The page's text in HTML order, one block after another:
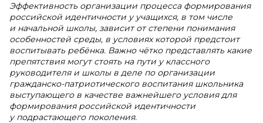
Эффективность организации процесса формирования
российской идентичности у учащихся, в том числе
и начальной школы, зависит от степени понимания
особенностей среды, в условиях которой предстоит
воспитывать ребёнка. Важно чётко представлять какие
препятствия могут стоять на пути у классного
руководителя и школы в деле по организации
гражданско-патриотического воспитания школьника
выступающего в качестве важнейшего условия для
формирования российской идентичности
у подрастающего поколения.